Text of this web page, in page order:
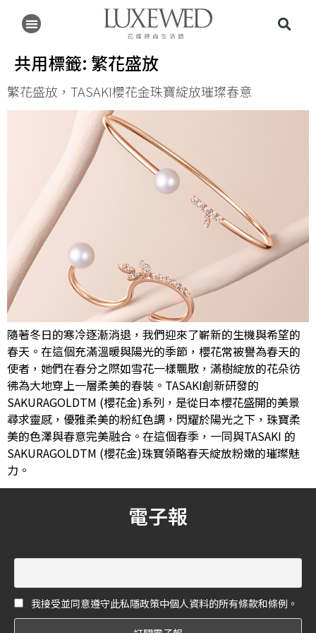
共用標籤: 繁花盛放
繁花盛放，TASAKI櫻花金珠寶綻放璀璨春意
隨著冬日的寒冷逐漸消退，我們迎來了嶄新的生機與希望的
春天。在這個充滿溫暖與陽光的季節，櫻花常被譽為春天的
使者，她們在春分之際如雪花一樣飄散，滿樹綻放的花朵彷
彿為大地穿上一層柔美的春裝。TASAKI創新研發的
SAKURAGOLDTM (櫻花金)系列，是從日本櫻花盛開的美景
尋求靈感，優雅柔美的粉紅色調，閃耀於陽光之下，珠寶柔
美的色澤與春意完美融合。在這個春季，一同與TASAKI 的
SAKURAGOLDTM (櫻花金)珠寶領略春天綻放粉嫩的璀璨魅
力。
電子報
我接受並同意遵守此私隱政策中個人資料的所有條款和條例。